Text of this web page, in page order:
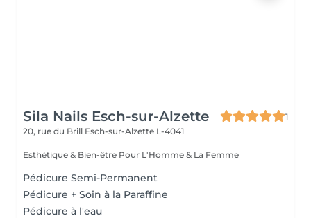
Sila Nails Esch-sur-Alzette
1
20, rue du Brill Esch-sur-Alzette L-4041
Esthétique & Bien-être Pour L'Homme & La Femme
Pédicure Semi-Permanent
Pédicure + Soin à la Paraffine
Pédicure à l'eau